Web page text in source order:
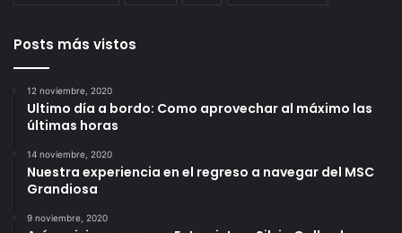
Posts más vistos
12 noviembre, 2020
Ultimo día a bordo: Como aprovechar al máximo las
últimas horas
14 noviembre, 2020
Nuestra experiencia en el regreso a navegar del MSC
Grandiosa
9 noviembre, 2020